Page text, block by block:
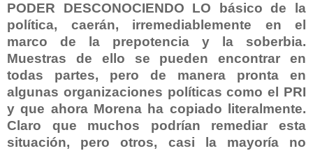
PODER DESCONOCIENDO LO básico de la
política, caerán, irremediablemente en el
marco de la prepotencia y la soberbia.
Muestras de ello se pueden encontrar en
todas partes, pero de manera pronta en
algunas organizaciones políticas como el PRI
y que ahora Morena ha copiado literalmente.
Claro que muchos podrían remediar esta
situación, pero otros, casi la mayoría no